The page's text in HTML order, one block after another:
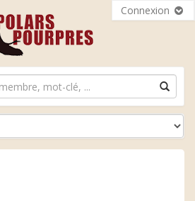
Connexion